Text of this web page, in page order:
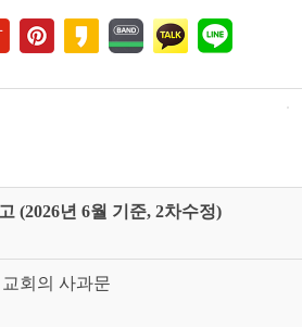
(2026년 6월 기준, 2차수정)
회의 사과문